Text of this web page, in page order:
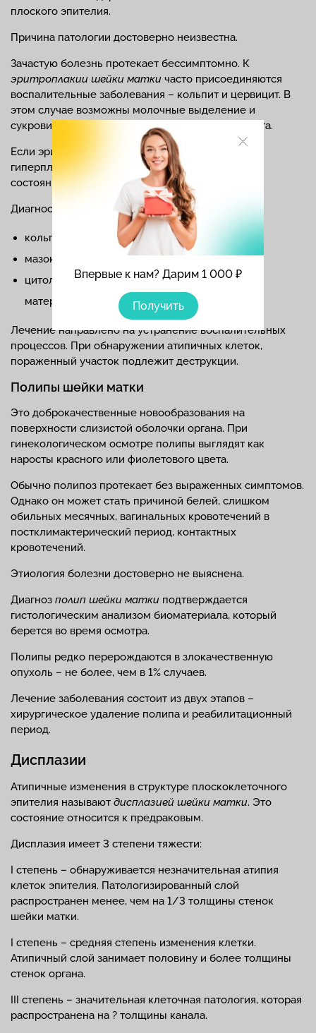
Впервые к нам? Дарим 1 000 ₽
Получить
плоского эпителия.
Причина патологии достоверно неизвестна.
Зачастую болезнь протекает бессимптомно. К
эритроплакии шейки матки часто присоединяются
воспалительные заболевания – кольпит и цервицит. В
этом случае возможны молочные выделение и
сукровичные выделения после полового контакта.
Если эритроплакии сопутствует атипическая
гиперплазия — это относится к предраковым
состояниям.
Диагностика:
кольпоскопия;
мазок на флору;
цитологические и гистологические анализы
материала.
Лечение направлено на устранение воспалительных
процессов. При обнаружении атипичных клеток,
пораженный участок подлежит деструкции.
Полипы шейки матки
Это доброкачественные новообразования на
поверхности слизистой оболочки органа. При
гинекологическом осмотре полипы выглядят как
наросты красного или фиолетового цвета.
Обычно полипоз протекает без выраженных симптомов.
Однако он может стать причиной белей, слишком
обильных месячных, вагинальных кровотечений в
постклимактерический период, контактных
кровотечений.
Этиология болезни достоверно не выяснена.
Диагноз полип шейки матки подтверждается
гистологическим анализом биоматериала, который
берется во время осмотра.
Полипы редко перерождаются в злокачественную
опухоль – не более, чем в 1% случаев.
Лечение заболевания состоит из двух этапов –
хирургическое удаление полипа и реабилитационный
период.
Дисплазии
Атипичные изменения в структуре плоскоклеточного
эпителия называют дисплазией шейки матки. Это
состояние относится к предраковым.
Дисплазия имеет 3 степени тяжести:
I степень – обнаруживается незначительная атипия
клеток эпителия. Патологизированный слой
распространен менее, чем на 1/3 толщины стенок
шейки матки.
I степень – средняя степень изменения клетки.
Атипичный слой занимает половину и более толщины
стенок органа.
III степень – значительная клеточная патология, которая
распространена на ? толщины канала.